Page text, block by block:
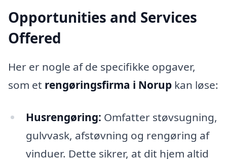
Opportunities and Services
Offered
Her er nogle af de specifikke opgaver,
som et rengøringsfirma i Norup kan løse:
Husrengøring: Omfatter støvsugning,
gulvvask, afstøvning og rengøring af
vinduer. Dette sikrer, at dit hjem altid